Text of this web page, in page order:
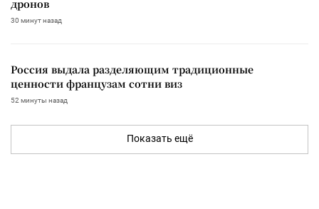
дронов
30 минут назад
Россия выдала разделяющим традиционные
ценности французам сотни виз
52 минуты назад
Показать ещё